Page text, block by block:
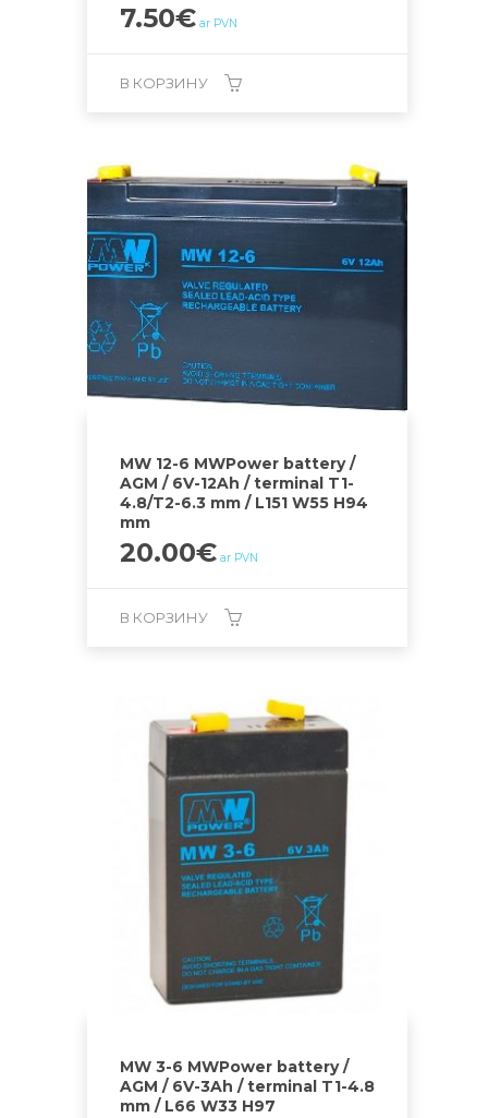
7.50€ ar PVN
В КОРЗИНУ
MW 12-6 MWPower battery /
AGM / 6V-12Ah / terminal T1-
4.8/T2-6.3 mm / L151 W55 H94
mm
20.00€ ar PVN
В КОРЗИНУ
MW 3-6 MWPower battery /
AGM / 6V-3Ah / terminal T1-4.8
mm / L66 W33 H97